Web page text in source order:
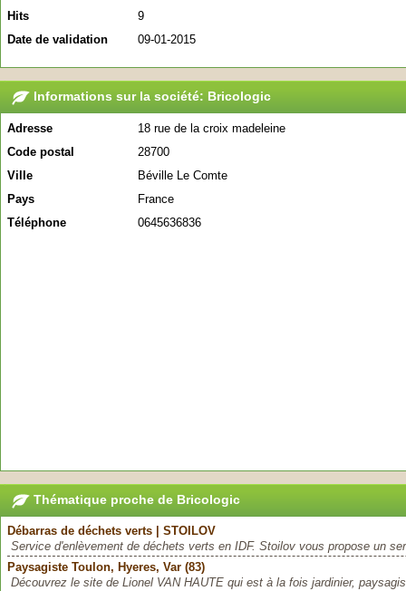
Hits
9
Date de validation
09-01-2015
Informations sur la société: Bricologic
Adresse
18 rue de la croix madeleine
Code postal
28700
Ville
Béville Le Comte
Pays
France
Téléphone
0645636836
Thématique proche de Bricologic
Débarras de déchets verts | STOILOV
Service d'enlèvement de déchets verts en IDF. Stoilov vous propose un
Paysagiste Toulon, Hyeres, Var (83)
Découvrez le site de Lionel VAN HAUTE qui est à la fois jardinier,